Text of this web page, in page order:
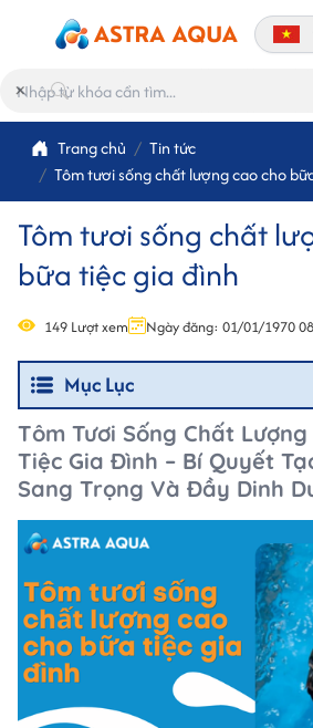
×
Trang chủ
Tin tức
Tôm tươi sống chất lượng cao cho
Tôm tươi sống chất
bữa tiệc gia đình
149 Lượt xem Ngày đăng: 01/01/1970
Mục Lục
Tôm Tươi Sống Chất Lượng
Tiệc Gia Đình – Bí Quyết
Sang Trọng Và Đầy Dinh